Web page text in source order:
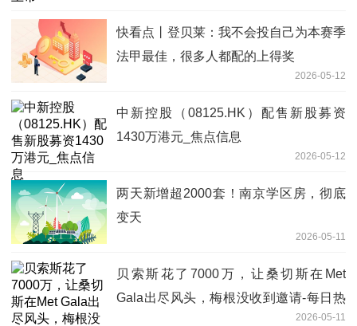
快看点丨登贝莱：我不会投自己为本赛季
法甲最佳，很多人都配的上得奖
2026-05-12
中新控股（08125.HK）配售新股募资
1430万港元_焦点信息
2026-05-12
两天新增超2000套！南京学区房，彻底
变天
2026-05-11
贝索斯花了7000万，让桑切斯在Met
Gala出尽风头，梅根没收到邀请-每日热
2026-05-11